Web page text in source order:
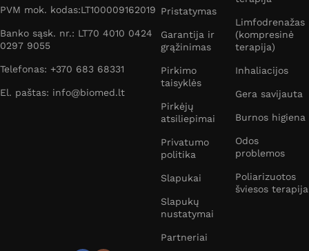
PVM mok. kodas:LT100009162019
Banko sąsk. nr.: LT70 4010 0424
0297 9055
Telefonas: +370 683 68331
El. paštas: info@biomed.lt
Pristatymas
Garantija ir
grąžinimas
Pirkimo
taisyklės
Pirkėjų
atsiliepimai
Privatumo
politika
Slapukai
Slapukų
nustatymai
Partneriai
Limfodrenažas
(kompresinė
terapija)
Inhaliacijos
Gera savijauta
Burnos higiena
Odos
problemos
Poliarizuotos
šviesos terapija